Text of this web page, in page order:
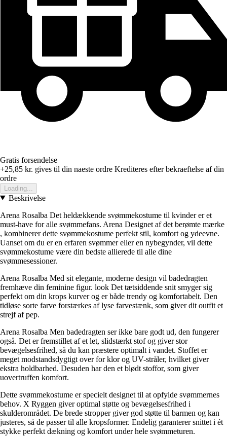
Gratis forsendelse
+25,85 kr. gives til din naeste ordre Krediteres efter bekraeftelse af din
ordre
Loading...
Beskrivelse
Arena Rosalba Det heldækkende svømmekostume til kvinder er et
must-have for alle svømmefans. Arena Designet af det berømte mærke
, kombinerer dette svømmekostume perfekt stil, komfort og ydeevne.
Uanset om du er en erfaren svømmer eller en nybegynder, vil dette
svømmekostume være din bedste allierede til alle dine
svømmesessioner.
Arena Rosalba Med sit elegante, moderne design vil badedragten
fremhæve din feminine figur. look Det tætsiddende snit smyger sig
perfekt om din krops kurver og er både trendy og komfortabelt. Den
tidløse sorte farve forstærkes af lyse farvestænk, som giver dit outfit et
strejf af pep.
Arena Rosalba Men badedragten ser ikke bare godt ud, den fungerer
også. Det er fremstillet af et let, slidstærkt stof og giver stor
bevægelsesfrihed, så du kan præstere optimalt i vandet. Stoffet er
meget modstandsdygtigt over for klor og UV-stråler, hvilket giver
ekstra holdbarhed. Desuden har den et blødt stoffor, som giver
uovertruffen komfort.
Dette svømmekostume er specielt designet til at opfylde svømmernes
behov. X Ryggen giver optimal støtte og bevægelsesfrihed i
skulderområdet. De brede stropper giver god støtte til barmen og kan
justeres, så de passer til alle kropsformer. Endelig garanterer snittet i ét
stykke perfekt dækning og komfort under hele svømmeturen.